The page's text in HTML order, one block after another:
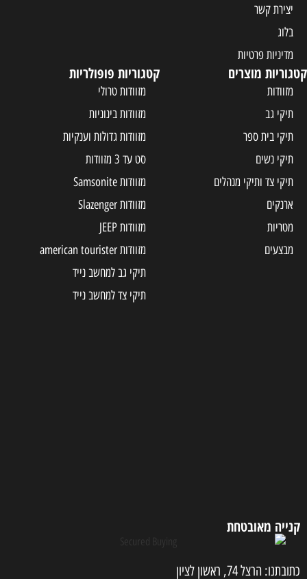
יצירת קשר
בלוג
מדיניות פרטיות
קטגוריות מוצרים
מזוודות
תיקי גב
תיקי בית ספר
תיקי נשים
תיקי צד ותיקי מנהלים
ארנקים
מטריות
מבצעים
קטגוריות פופולריות
מזוודות טרולי
מזוודות בינוניות
מזוודות גדולות וענקיות
סט עד 3 מזוודות
מזוודות Samsonite
מזוודות Slazenger
מזוודות JEEP
מזוודות american tourister
תיקי גב למחשב נייד
תיקי צד למחשב נייד
קנייה מאובטחת
כתובתנו: הרצל 74, ראשון לציון